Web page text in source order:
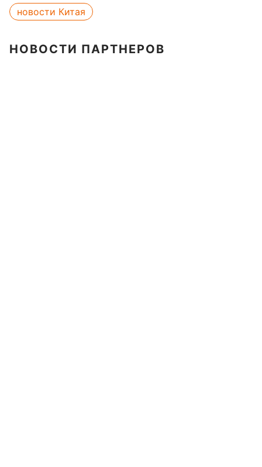
новости Китая
НОВОСТИ ПАРТНЕРОВ